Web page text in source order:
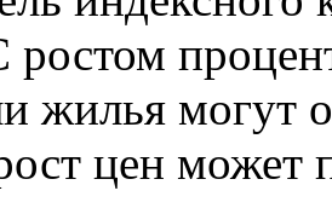
жилья могут
цен может